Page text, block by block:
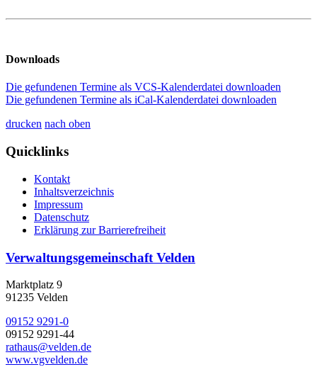
Downloads
Die gefundenen Termine als VCS-Kalenderdatei downloaden
Die gefundenen Termine als iCal-Kalenderdatei downloaden
drucken nach oben
Quicklinks
Kontakt
Inhaltsverzeichnis
Impressum
Datenschutz
Erklärung zur Barrierefreiheit
Verwaltungsgemeinschaft Velden
Marktplatz 9
91235 Velden
09152 9291-0
09152 9291-44
rathaus@velden.de
www.vgvelden.de